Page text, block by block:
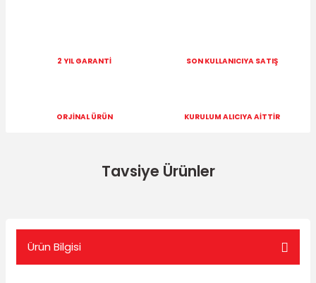
2 YIL GARANTİ SON KULLANICIYA SATIŞ
ORJİNAL ÜRÜN KURULUM ALICIYA AİTTİR
Tavsiye Ürünler
Ürün Bilgisi